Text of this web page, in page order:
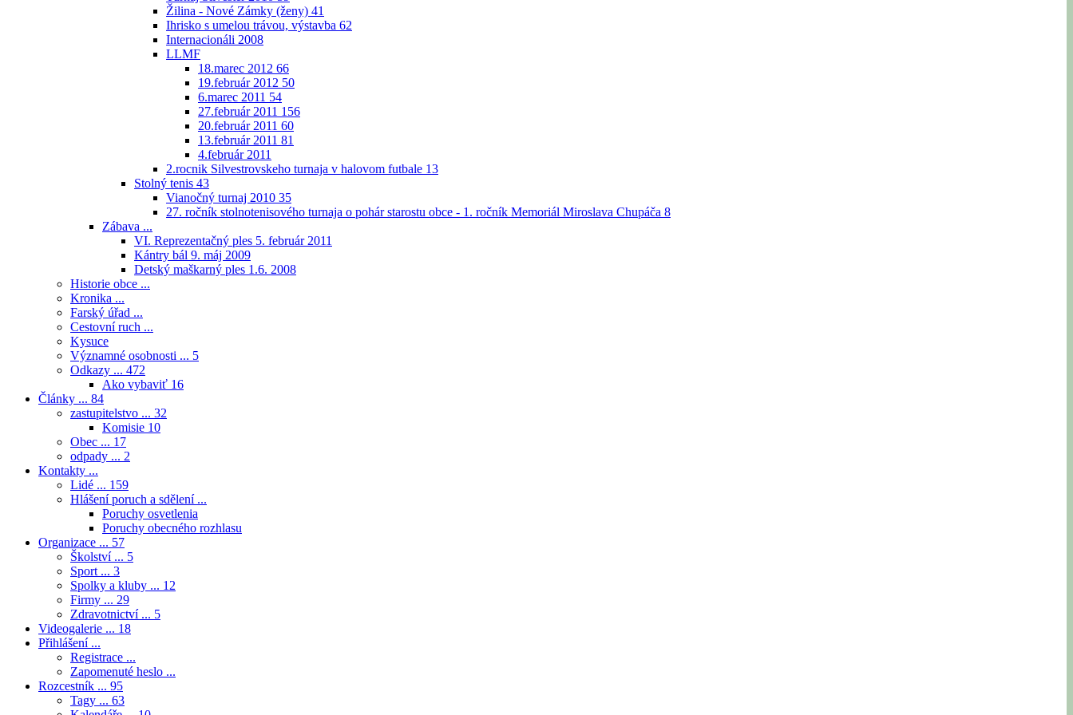
Žilina - Nové Zámky (ženy) 41
Ihrisko s umelou trávou, výstavba 62
Internacionáli 2008
LLMF
18.marec 2012 66
19.február 2012 50
6.marec 2011 54
27.február 2011 156
20.február 2011 60
13.február 2011 81
4.február 2011
2.rocnik Silvestrovskeho turnaja v halovom futbale 13
Stolný tenis 43
Vianočný turnaj 2010 35
27. ročník stolnotenisového turnaja o pohár starostu obce - 1. ročník Memoriál Miroslava Chupáča 8
Zábava ...
VI. Reprezentačný ples 5. február 2011
Kántry bál 9. máj 2009
Detský maškarný ples 1.6. 2008
Historie obce ...
Kronika ...
Farský úřad ...
Cestovní ruch ...
Kysuce
Významné osobnosti ... 5
Odkazy ... 472
Ako vybaviť 16
Články ... 84
zastupitelstvo ... 32
Komisie 10
Obec ... 17
odpady ... 2
Kontakty ...
Lidé ... 159
Hlášení poruch a sdělení ...
Poruchy osvetlenia
Poruchy obecného rozhlasu
Organizace ... 57
Školství ... 5
Sport ... 3
Spolky a kluby ... 12
Firmy ... 29
Zdravotnictví ... 5
Videogalerie ... 18
Přihlášení ...
Registrace ...
Zapomenuté heslo ...
Rozcestník ... 95
Tagy ... 63